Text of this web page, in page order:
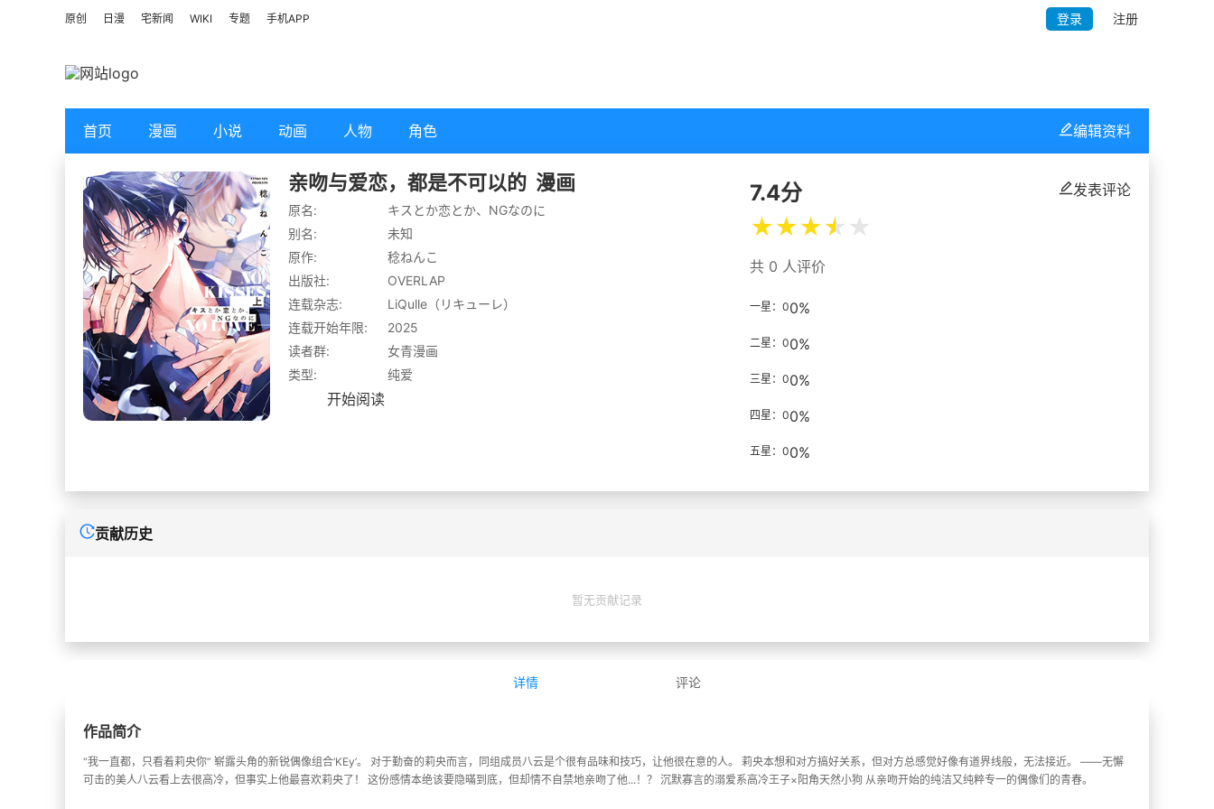
原创 日漫 宅新闻 WIKI 专题 手机APP 登录 注册
首页 漫画 小说 动画 人物 角色
亲吻与爱恋，都是不可以的 漫画
原名:
キスとか恋とか、NGなのに
别名:
未知
原作:
稔ねんこ
出版社:
OVERLAP
连载杂志:
LiQulle（リキューレ）
连载开始年限:
2025
读者群:
女青漫画
类型:
纯爱
开始阅读
发表评论
7.4分
★★★★ ★
共 0 人评价
一星：00%
二星：00%
三星：00%
四星：00%
五星：00%
编辑资料
贡献历史
暂无贡献记录
详情 评论
作品简介
“我一直都，只看着莉央你” 崭露头角的新锐偶像组合‘KEy’。 对于勤奋的莉央而言，同组成员八云是个很有品味和技巧，让他很在意的人。 莉央本想和对方搞好关系，但对方总感觉好像有道界线般，无法接近。 ――无懈
可击的美人八云看上去很高冷，但事实上他最喜欢莉央了！ 这份感情本绝该要隐暪到底，但却情不自禁地亲吻了他...！？ 沉默寡言的溺爱系高冷王子×阳角天然小狗 从亲吻开始的纯洁又纯粹专一的偶像们的青春。